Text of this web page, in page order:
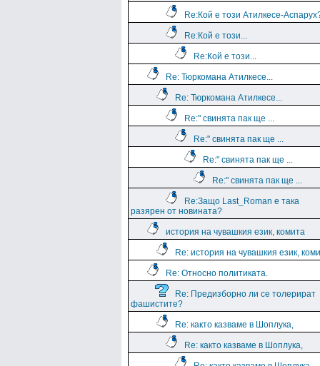
Re:Кой е този Атилкесе-
Re:Кой е този...
Re:Кой е този...
Re: Тюркомана Атилкесе...
Re: Тюркомана Атилкесе...
Re:" свинята пак ще ...
Re:" свинята пак ще ...
Re:" свинята пак ще ...
Re:" свинята пак ще ...
Re:Защо Last_Roman e така
разярен от новината?
история на чувашкия език, комита
Re: история на чувашкия език,
Re: Относно политиката.
Re: Предизборно ли се толерират
фашистите?
Re: както казваме в Шоплука,
Re: както казваме в Шоплука,